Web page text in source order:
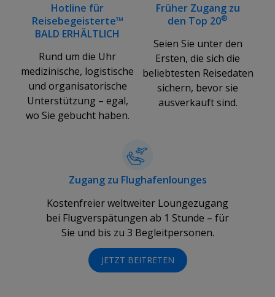
Hotline für
Reisebegeisterte™
BALD ERHÄLTLICH
Rund um die Uhr
medizinische, logistische
und organisatorische
Unterstützung – egal,
wo Sie gebucht haben.
Früher Zugang zu
den Top 20®
Seien Sie unter den
Ersten, die sich die
beliebtesten Reisedaten
sichern, bevor sie
ausverkauft sind.
Zugang zu Flughafenlounges
Kostenfreier weltweiter Loungezugang
bei Flugverspätungen ab 1 Stunde – für
Sie und bis zu 3 Begleitpersonen.
JETZT BEITRETEN